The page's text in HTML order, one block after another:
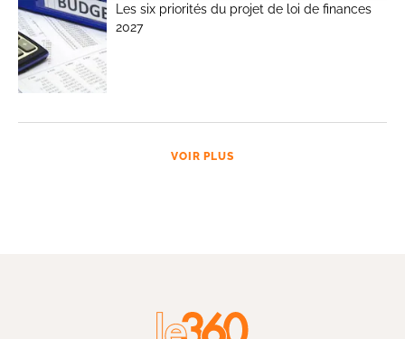
Les six priorités du projet de loi de finances
2027
VOIR PLUS